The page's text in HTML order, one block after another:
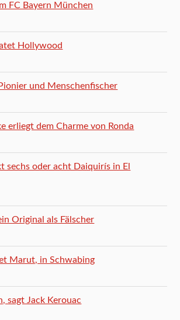
FC Bayern München
Hollywood
und Menschenfischer
erliegt dem Charme von Ronda
sechs oder acht Daiquirís in El
Original als Fälscher
Marut, in Schwabing
sagt Jack Kerouac